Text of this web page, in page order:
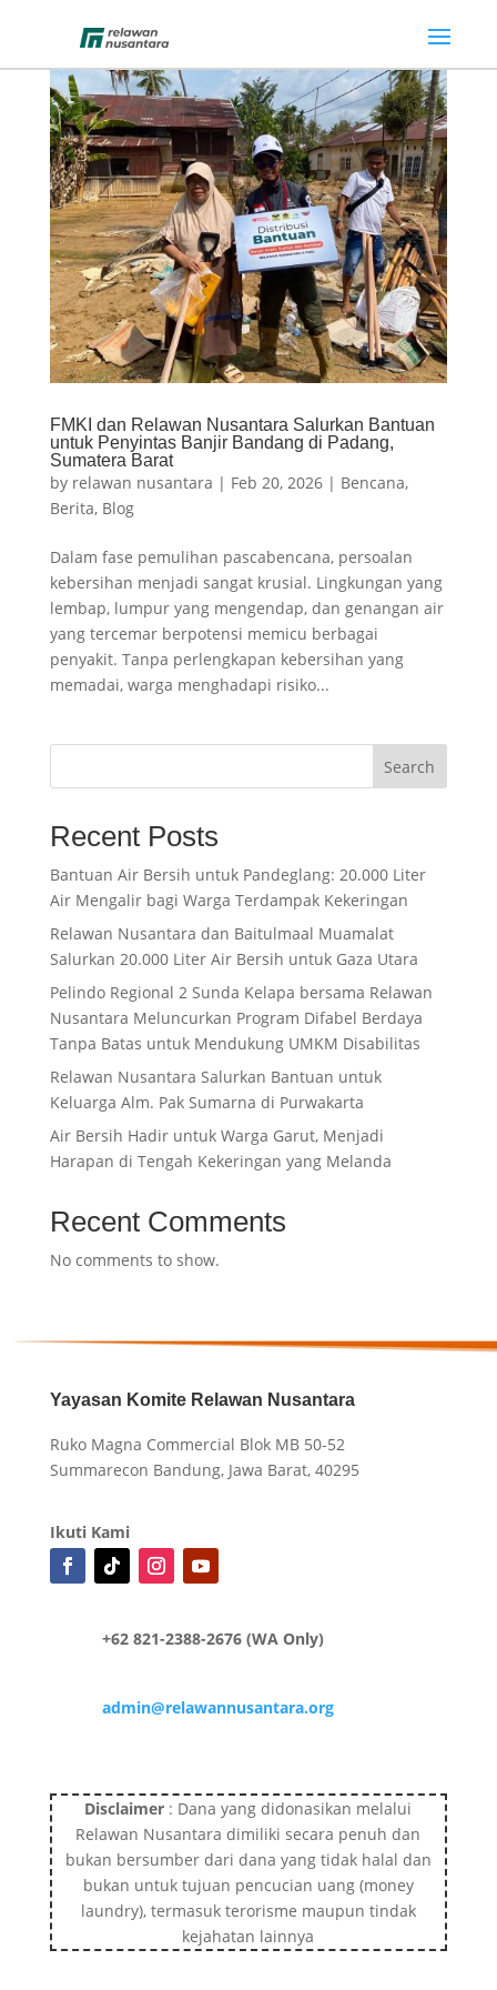
FMKI dan Relawan Nusantara Salurkan Bantuan
untuk Penyintas Banjir Bandang di Padang,
Sumatera Barat
by relawan nusantara | Feb 20, 2026| Bencana,
Berita, Blog
Dalam fase pemulihan pascabencana, persoalan
kebersihan menjadi sangat krusial. Lingkungan yang
lembap, lumpur yang mengendap, dan genangan air
yang tercemar berpotensi memicu berbagai
penyakit. Tanpa perlengkapan kebersihan yang
memadai, warga menghadapi risiko...
Search
Recent Posts
Bantuan Air Bersih untuk Pandeglang: 20.000 Liter
Air Mengalir bagi Warga Terdampak Kekeringan
Relawan Nusantara dan Baitulmaal Muamalat
Salurkan 20.000 Liter Air Bersih untuk Gaza Utara
Pelindo Regional 2 Sunda Kelapa bersama Relawan
Nusantara Meluncurkan Program Difabel Berdaya
Tanpa Batas untuk Mendukung UMKM Disabilitas
Relawan Nusantara Salurkan Bantuan untuk
Keluarga Alm. Pak Sumarna di Purwakarta
Air Bersih Hadir untuk Warga Garut, Menjadi
Harapan di Tengah Kekeringan yang Melanda
Recent Comments
No comments to show.
Yayasan Komite Relawan Nusantara
Ruko Magna Commercial Blok MB 50-52
Summarecon Bandung, Jawa Barat, 40295
Ikuti Kami
+62 821-2388-2676 (WA Only)
admin@relawannusantara.org
Disclaimer : Dana yang didonasikan melalui
Relawan Nusantara dimiliki secara penuh dan
bukan bersumber dari dana yang tidak halal dan
bukan untuk tujuan pencucian uang (money
laundry), termasuk terorisme maupun tindak
kejahatan lainnya